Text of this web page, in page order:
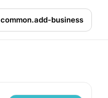
common.add-business